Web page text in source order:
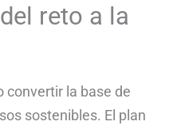
reto a la
convertir la base de
sostenibles. El plan